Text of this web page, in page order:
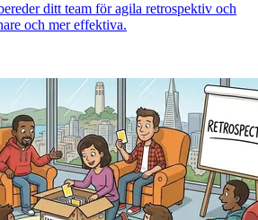
ditt team för agila retrospektiv och
och mer effektiva.